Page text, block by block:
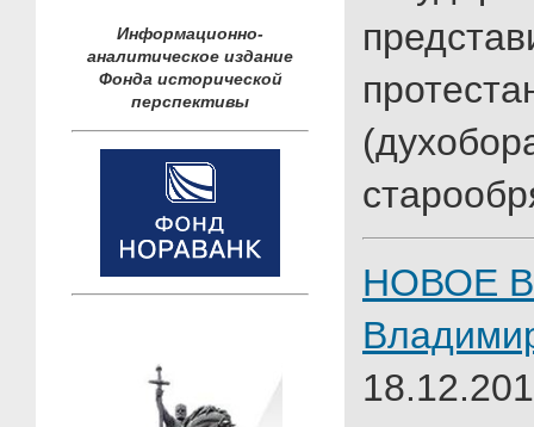
Информационно-
аналитическое издание
Фонда исторической
перспективы
НОВОЕ